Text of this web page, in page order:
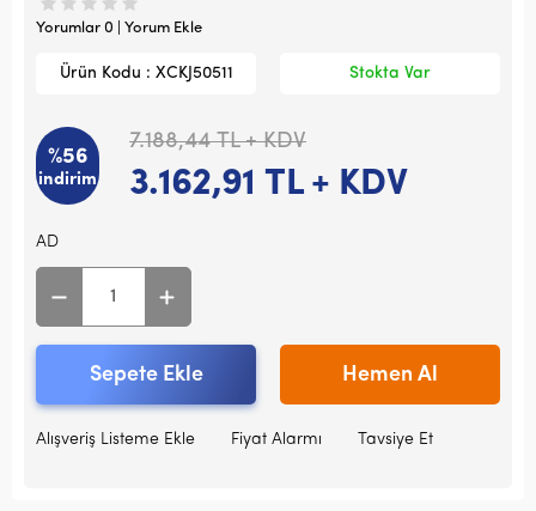
Yorumlar 0 | Yorum Ekle
Ürün Kodu : XCKJ50511 Stokta Var
%56
indirim
7.188,44TL + KDV
3.162,91 TL + KDV
AD
Sepete Ekle Hemen Al
Alışveriş Listeme Ekle Fiyat Alarmı Tavsiye Et